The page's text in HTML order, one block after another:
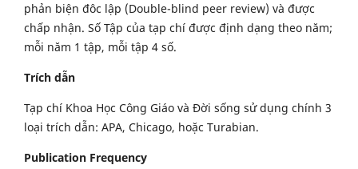
phản biện đôc lập (Double-blind peer review) và được
chấp nhận. Số Tập của tạp chí được định dạng theo năm;
mỗi năm 1 tập, mỗi tập 4 số.
Trích dẫn
Tạp chí Khoa Học Công Giáo và Đời sống sử dụng chính 3
loại trích dẫn: APA, Chicago, hoặc Turabian.
Publication Frequency